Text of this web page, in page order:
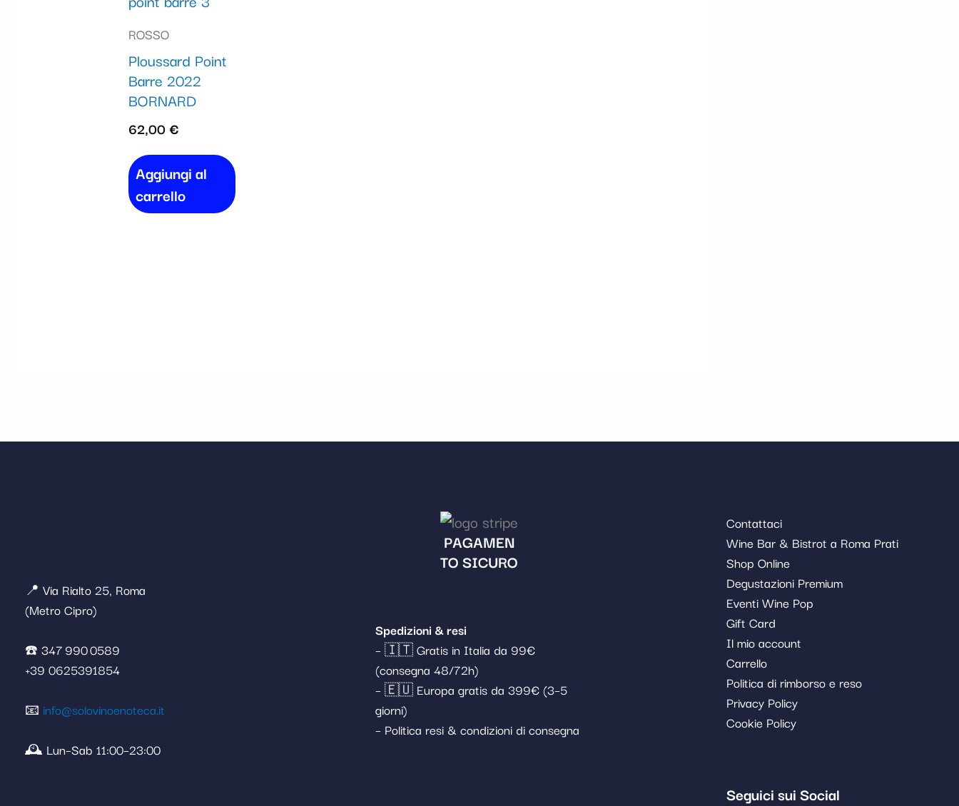
ROSSO
Ploussard Point
Barre 2022
BORNARD
62,00€
Aggiungi al
carrello
📍 Via Rialto 25, Roma
(Metro Cipro)
☎️ 347 990 0589
+39 0625391854
📧 info@solovinoenoteca.it
🕰️ Lun–Sab 11:00–23:00
PAGAMEN
TO SICURO
Spedizioni & resi
– 🇮🇹 Gratis in Italia da 99€
(consegna 48/72h)
– 🇪🇺 Europa gratis da 399€ (3–5
giorni)
– Politica resi & condizioni di consegna
Contattaci
Wine Bar & Bistrot a Roma Prati
Shop Online
Degustazioni Premium
Eventi Wine Pop
Gift Card
Il mio account
Carrello
Politica di rimborso e reso
Privacy Policy
Cookie Policy
Seguici sui Social